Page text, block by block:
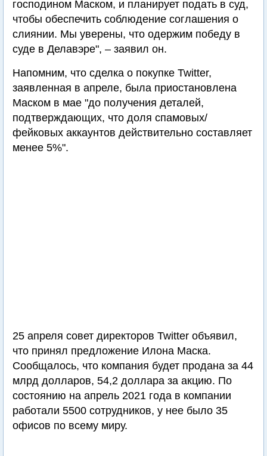
господином Маском, и планирует подать в суд,
чтобы обеспечить соблюдение соглашения о
слиянии. Мы уверены, что одержим победу в
суде в Делавэре", – заявил он.
Напомним, что сделка о покупке Twitter,
заявленная в апреле, была приостановлена
Маском в мае "до получения деталей,
подтверждающих, что доля спамовых/
фейковых аккаунтов действительно составляет
менее 5%".
25 апреля совет директоров Twitter объявил,
что принял предложение Илона Маска.
Сообщалось, что компания будет продана за 44
млрд долларов, 54,2 доллара за акцию. По
состоянию на апрель 2021 года в компании
работали 5500 сотрудников, у нее было 35
офисов по всему миру.